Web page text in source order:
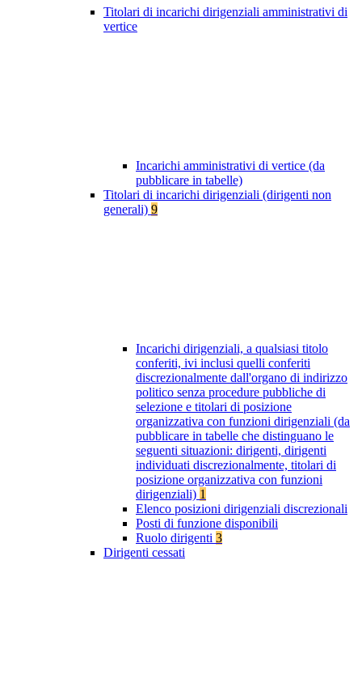
Titolari di incarichi dirigenziali amministrativi di
vertice
Incarichi amministrativi di vertice (da
pubblicare in tabelle)
Titolari di incarichi dirigenziali (dirigenti non
generali) 9
Incarichi dirigenziali, a qualsiasi titolo
conferiti, ivi inclusi quelli conferiti
discrezionalmente dall'organo di indirizzo
politico senza procedure pubbliche di
selezione e titolari di posizione
organizzativa con funzioni dirigenziali (da
pubblicare in tabelle che distinguano le
seguenti situazioni: dirigenti, dirigenti
individuati discrezionalmente, titolari di
posizione organizzativa con funzioni
dirigenziali) 1
Elenco posizioni dirigenziali discrezionali
Posti di funzione disponibili
Ruolo dirigenti 3
Dirigenti cessati